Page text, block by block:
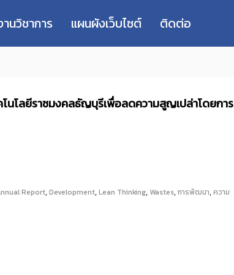
นวิชาการ แผนผังเว็บไซต์ ติดต่อ
นโลยีราชมงคลธัญบุรีเพื่อลดความสูญเปล่าโดยการ
Report,Development,Lean Thinking, Wastes,การพัฒนา,ความ